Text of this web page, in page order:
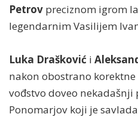
Petrov preciznom igrom
legendarnim Vasilijem
Luka Drašković i
nakon obostrano
vođstvo doveo nekadašnji
Ponomarjov koji je